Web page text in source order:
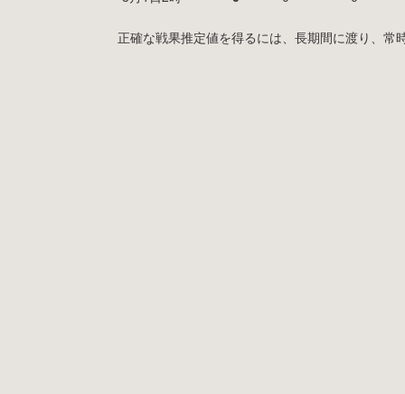
正確な戦果推定値を得るには、長期間に渡り、